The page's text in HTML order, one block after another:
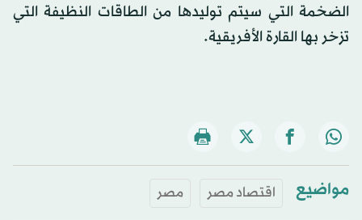
الضخمة التي سيتم توليدها من الطاقات النظيفة التي
تزخر بها القارة الأفريقية.
مواضيع اقتصاد مصر مصر